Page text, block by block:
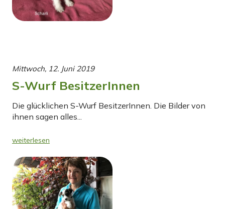
Mittwoch, 12. Juni 2019
S-Wurf BesitzerInnen
Die glücklichen S-Wurf BesitzerInnen. Die Bilder von
ihnen sagen alles...
weiterlesen